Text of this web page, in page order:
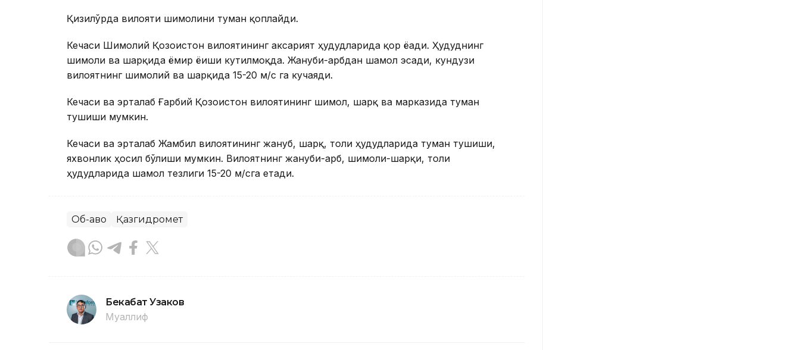
Қизилўрда вилояти шимолини туман қоплайди.
Кечаси Шимолий Қозоғистон вилоятининг аксарият ҳудудларида қор ёғади. Ҳудуднинг
шимоли ва шарқида ёмғир ёғиши кутилмоқда. Жануби-ғарбдан шамол эсади, кундузи
вилоятнинг шимолий ва шарқида 15-20 м/с га кучаяди.
Кечаси ва эрталаб Ғарбий Қозоғистон вилоятининг шимол, шарқ ва марказида туман
тушиши мумкин.
Кечаси ва эрталаб Жамбил вилоятининг жануб, шарқ, тоғли ҳудудларида туман тушиши,
яхвонлик ҳосил бўлиши мумкин. Вилоятнинг жануби-ғарб, шимоли-шарқи, тоғли
ҳудудларида шамол тезлиги 15-20 м/сга етади.
Об-ҳаво Қазгидромет
Бекабат Узаков
Муаллиф